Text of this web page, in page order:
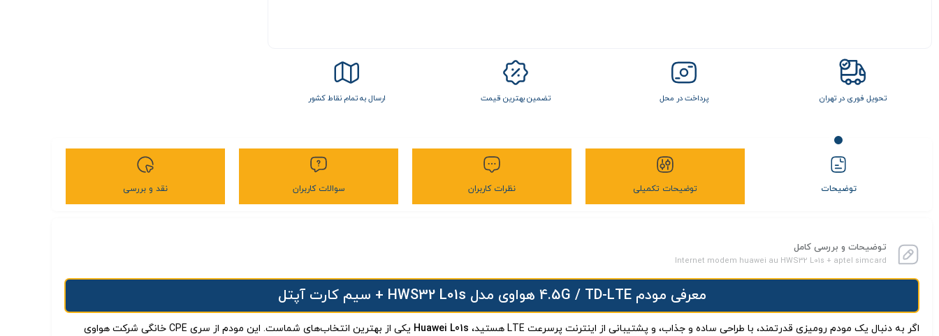
تحویل فوری در تهران پرداخت در محل تضمین بهترین قیمت ارسال به تمام نقاط کشور
توضیحات توضیحات تکمیلی نظرات کاربران سوالات کاربران نقد و بررسی
توضیحات و بررسی کامل
Internet modem huawei au HWS32 L01s + aptel simcard
معرفی مودم 4.5G / TD-LTE هواوی مدل HWS32 L01s + سیم کارت آپتل
اگر به دنبال یک مودم رومیزی قدرتمند، با طراحی ساده و جذاب، و پشتیبانی از اینترنت پرسرعت LTE هستید، Huawei L01s
یکی از بهترین انتخاب‌های شماست. این مودم از سری CPE خانگی شرکت هواوی